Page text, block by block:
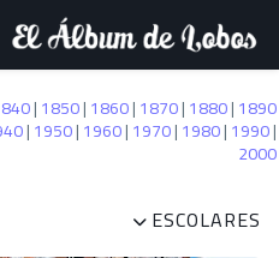
|1850|1860|1870|1880|1890
|1950|1960|1970|1980|1990|
2000
ESCOLARES